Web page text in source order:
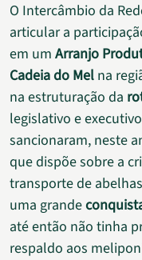
O Intercâmbio da
articular a
em um Arranjo
Cadeia do Mel na
na estruturação da
legislativo e
sancionaram, neste
que dispõe sobre a
transporte de
uma grande
até então não tinha
respaldo aos